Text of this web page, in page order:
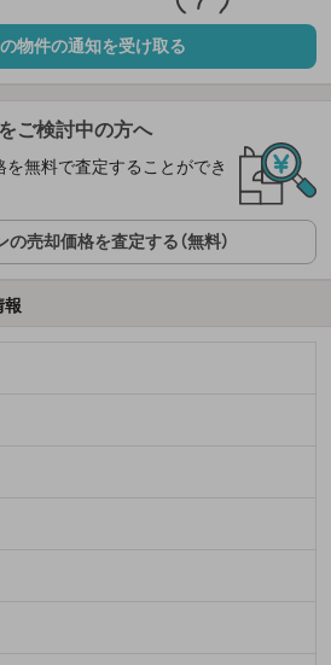
物件の通知を受け取る
ご検討中の方へ
無料で査定することができ
売却価格を査定する（無料）
報